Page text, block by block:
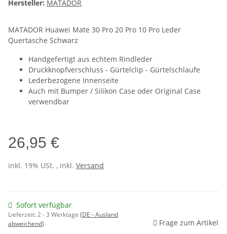
Hersteller: MATADOR
MATADOR Huawei Mate 30 Pro 20 Pro 10 Pro Leder
Quertasche Schwarz
Handgefertigt aus echtem Rindleder
Druckknopfverschluss - Gürtelclip - Gürtelschlaufe
Lederbezogene Innenseite
Auch mit Bumper / Silikon Case oder Original Case
verwendbar
26,95 €
inkl. 19% USt. , inkl. Versand
Sofort verfügbar
Lieferzeit:2 - 3 Werktage (DE - Ausland
abweichend)
Frage zum Artikel